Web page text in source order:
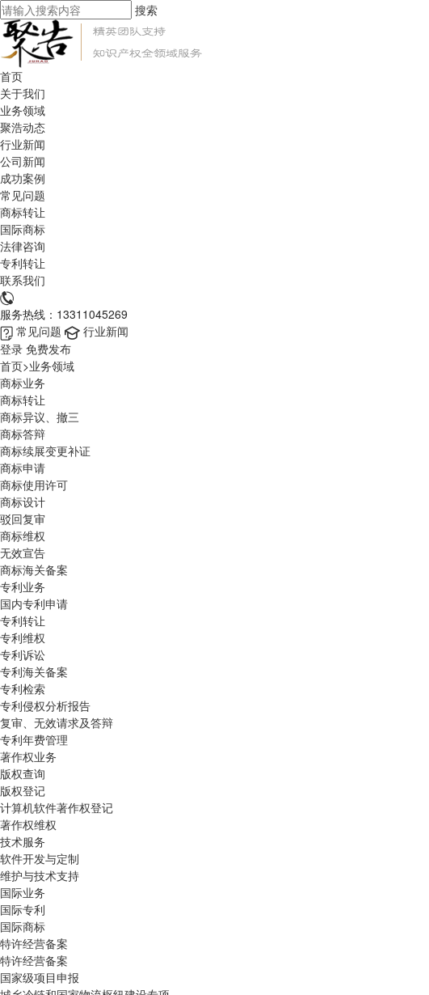
搜索
首页
关于我们
业务领域
聚浩动态
行业新闻
公司新闻
成功案例
常见问题
商标转让
国际商标
法律咨询
专利转让
联系我们
服务热线：13311045269
常见问题
行业新闻
登录 免费发布
首页>业务领域
商标业务
商标转让
商标异议、撤三
商标答辩
商标续展变更补证
商标申请
商标使用许可
商标设计
驳回复审
商标维权
无效宣告
商标海关备案
专利业务
国内专利申请
专利转让
专利维权
专利诉讼
专利海关备案
专利检索
专利侵权分析报告
复审、无效请求及答辩
专利年费管理
著作权业务
版权查询
版权登记
计算机软件著作权登记
著作权维权
技术服务
软件开发与定制
维护与技术支持
国际业务
国际专利
国际商标
特许经营备案
特许经营备案
国家级项目申报